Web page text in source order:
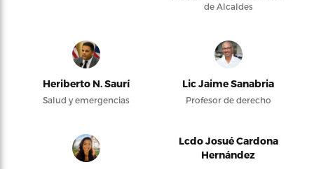
de Alcaldes
Heriberto N. Saurí
Salud y emergencias
Lic Jaime Sanabria
Profesor de derecho
Lcdo Josué Cardona
Hernández